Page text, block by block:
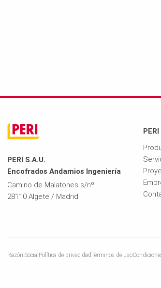
PERI S.A.U.
Encofrados Andamios Ingeniería
Camino de Malatones s/nº
28110 Algete / Madrid
PERI
Razón Social Política de privacidadTérminos de uso